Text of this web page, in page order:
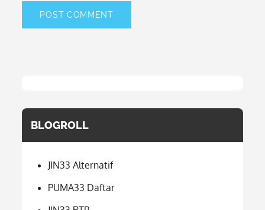
BLOGROLL
JIN33 Alternatif
PUMA33 Daftar